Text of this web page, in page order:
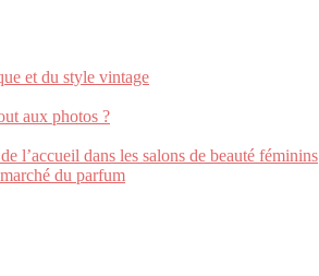
et du style vintage
aux photos ?
l’accueil dans les salons de beauté féminins
du parfum